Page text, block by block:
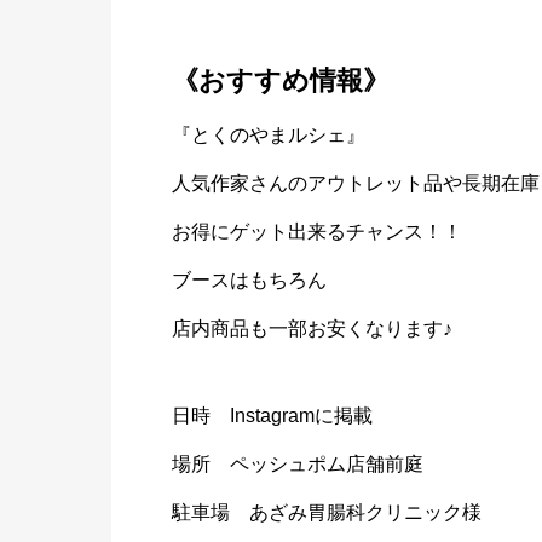
《おすすめ情報》
『とくのやまルシェ』
人気作家さんのアウトレット品や長期在
お得にゲット出来るチャンス！！
ブースはもちろん
店内商品も一部お安くなります♪
日時 Instagramに掲載
場所 ペッシュポム店舗前庭
駐車場 あざみ胃腸科クリニック様